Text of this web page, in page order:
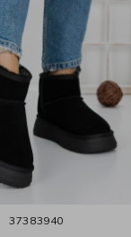
37383940